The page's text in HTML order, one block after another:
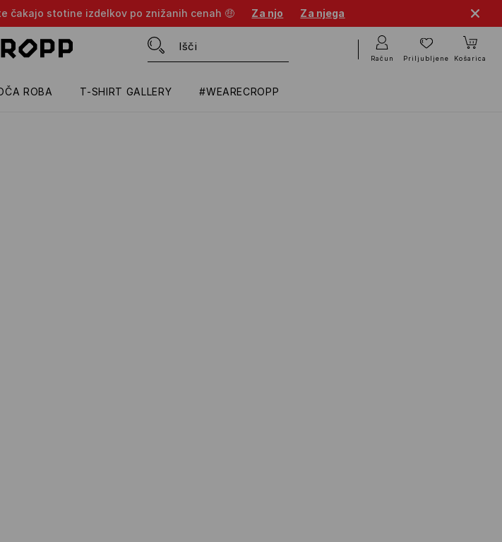
čakajo stotine izdelkov po znižanih cenah 🤑 Za njo Za njega
ROBA T-SHIRT GALLERY #WEARECROPP
Račun Priljubljene Košarica